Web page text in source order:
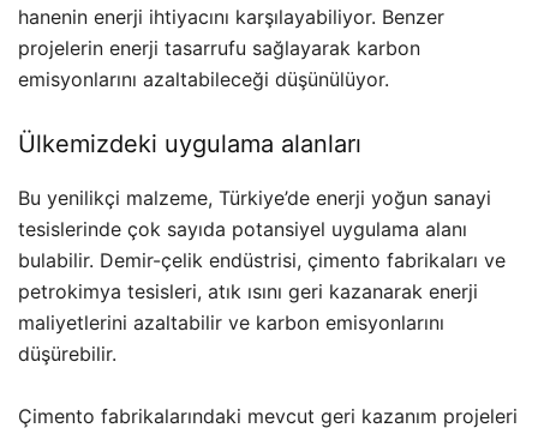
hanenin enerji ihtiyacını karşılayabiliyor. Benzer
projelerin enerji tasarrufu sağlayarak karbon
emisyonlarını azaltabileceği düşünülüyor.
Ülkemizdeki uygulama alanları
Bu yenilikçi malzeme, Türkiye’de enerji yoğun sanayi
tesislerinde çok sayıda potansiyel uygulama alanı
bulabilir. Demir-çelik endüstrisi, çimento fabrikaları ve
petrokimya tesisleri, atık ısını geri kazanarak enerji
maliyetlerini azaltabilir ve karbon emisyonlarını
düşürebilir.
Çimento fabrikalarındaki mevcut geri kazanım projeleri